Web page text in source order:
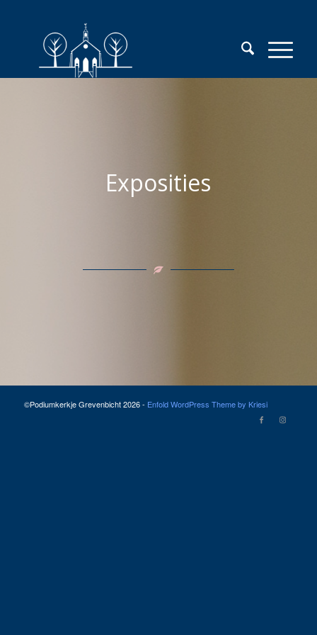
Exposities
©Podiumkerkje Grevenbicht 2026 - Enfold WordPress Theme by Kriesi